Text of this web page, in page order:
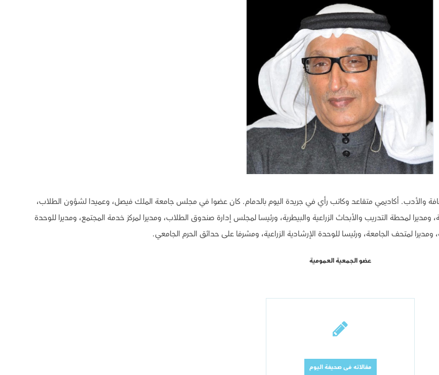
والبيئة والفلسفة والثقافة والأدب. أكاديمي متقاعد وكاتب رأي في جريدة اليوم بالدمام. كان عضوا في مجلس جامعة الملك فيصل، وعميدا لشؤون الطلاب،
ومديرا لمحطة التدريب والأبحاث الزراعية والبيطرية، ورئيسا لمجلس إدارة صندوق الطلاب، ومديرا لمركز خدمة المجتمع، ومديرا للوحدة
ومديرا لمتحف الجامعة، ورئيسا للوحدة الإرشادية الزراعية، ومشرفا على حدائق الحرم الجامعي.
عضو الجمعية العمومية
مقالاته فى صحيفة اليوم